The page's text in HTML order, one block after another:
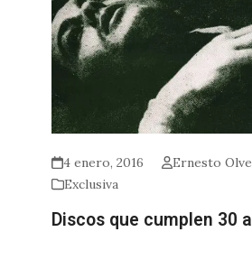
4 enero, 2016
Ernesto
Exclusiva
Discos que cumplen 30